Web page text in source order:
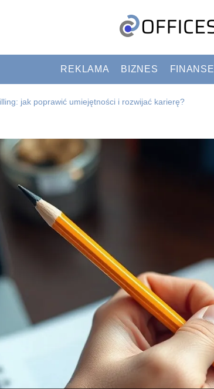
REKLAMA BIZNES FINANSE
jak poprawić umiejętności i rozwijać karierę?